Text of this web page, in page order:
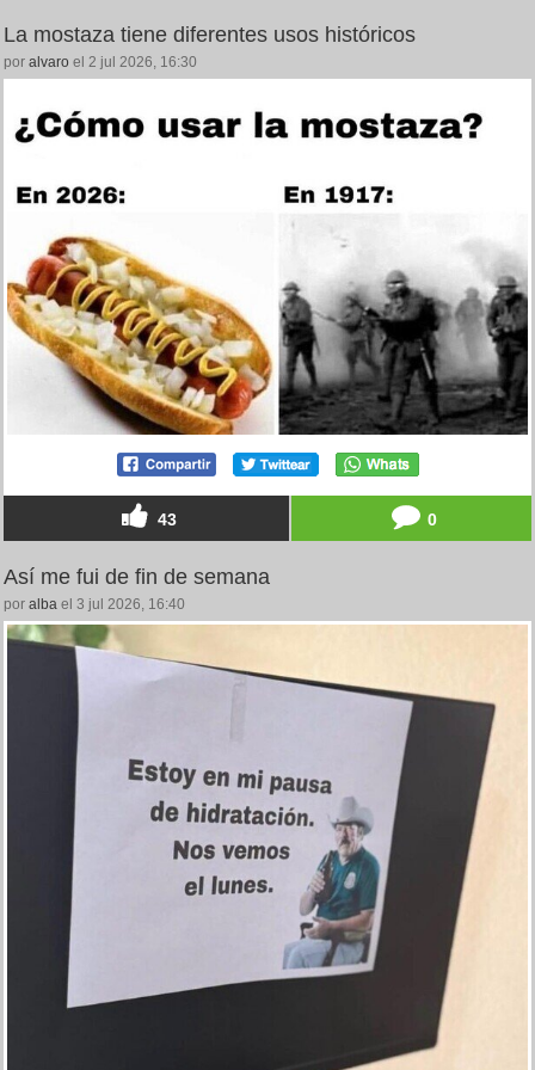
La mostaza tiene diferentes usos históricos
por alvaro el 2 jul 2026, 16:30
43 0
Así me fui de fin de semana
por alba el 3 jul 2026, 16:40